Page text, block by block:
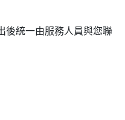
後統一由服務人員與您聯